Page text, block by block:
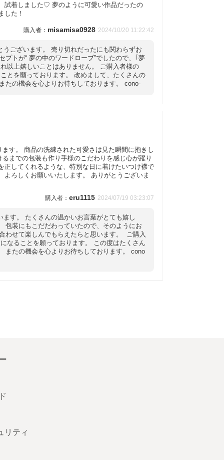
試着しました♡ 夢のように可愛い作品だったの
した！
misamisa0928 2024/10/20 11:22:42
ございます。 売り切れだったにも関わらずお
トが“ 夢の中のワードローブ”でしたので、｢夢
以上嬉しいことはありません。 ご購入者様の
とを願っております。 改めまして、たくさんの
たの機会を心よりお待ちしております。 cono-
す。 商品の洗練された可愛さは見た瞬間に抱きし
までの包装も作り手様のこだわりを感じ心が躍り
してくれるような、特別な日に着けたいつけ襟で
ろしくお願いいたします。 ありがとうございま
eru1115 2024/07/19 03:23:07
す。 たくさんの温かいお言葉がとても嬉し
包装にもこだだわっていたので、そのようにお
わせて楽しんでもらえたらと思います。 ご購入
なることを願っております。 この度はたくさん
またの機会を心よりお待ちしております。 cono
リティ